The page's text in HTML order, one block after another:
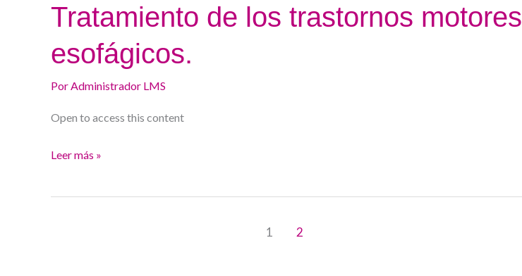
Tratamiento de los trastornos motores
esofágicos.
PorAdministrador LMS
Open to access this content
Tratamiento
de
los
motores
Leer más »
1 2